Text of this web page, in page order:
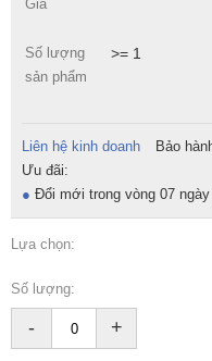
Giá
Số lượng
sản phẩm
>= 1
Liên hệ kinh doanh Bảo
Ưu đãi:
● Đổi mới trong vòng 07
Lựa chọn:
Số lượng:
- +